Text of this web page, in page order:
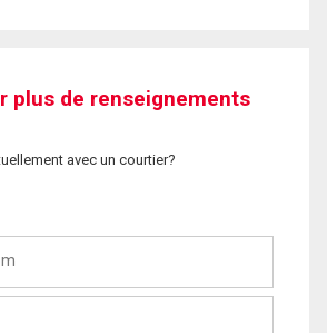
plus de renseignements
avec un courtier?